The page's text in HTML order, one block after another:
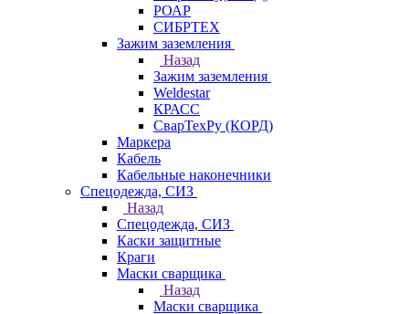
РОАР
СИБРТЕХ
Зажим заземления
Назад
Зажим заземления
Weldestar
КРАСС
СварТехРу (КОРД)
Маркера
Кабель
Кабельные наконечники
Спецодежда, СИЗ
Назад
Спецодежда, СИЗ
Каски защитные
Краги
Маски сварщика
Назад
Маски сварщика